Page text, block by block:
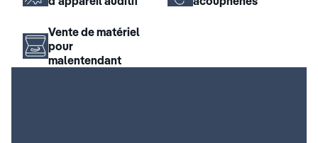
Vente de matériel
pour
malentendant